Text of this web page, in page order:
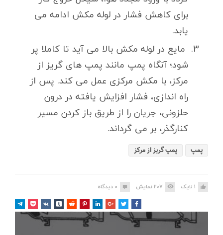
برای کاهش فشار در لوله مکش ادامه می
یابد.
مایع در لوله مکش بالا می آید تا کاملا پر
شود؛ آنگاه پمپ مانند پمپ های گریز از
مرکز، با مکش مرکزی عمل می کند. پس از
راه اندازی، فشار افزایش یافته در درون
حلزونی، جریان را از طریق باز کردن مسیر
کنارگذر، بر می گرداند.
پمپ پمپ گریز از مرکز
1 لایک 207نمایش 0 دیدگاه